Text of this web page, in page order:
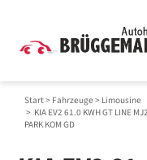
Start> Fahrzeuge > Limousine
> KIA EV2 61.0 KWH GT LINE
PARK KOM GD